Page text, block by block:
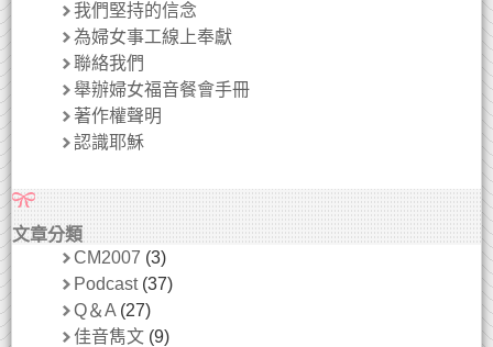
我們堅持的信念
為婦女事工線上奉獻
聯絡我們
舉辦婦女福音餐會手冊
著作權聲明
認識耶穌
文章分類
CM2007 (3)
Podcast(37)
Q＆A (27)
佳音雋文 (9)